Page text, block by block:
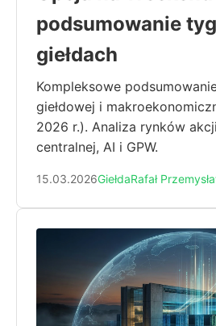
podsumowanie
giełdach
Kompleksowe
giełdowej i
2026 r.). Analiza rynków
centralnej, AI i GPW.
15.03.2026GiełdaRafał